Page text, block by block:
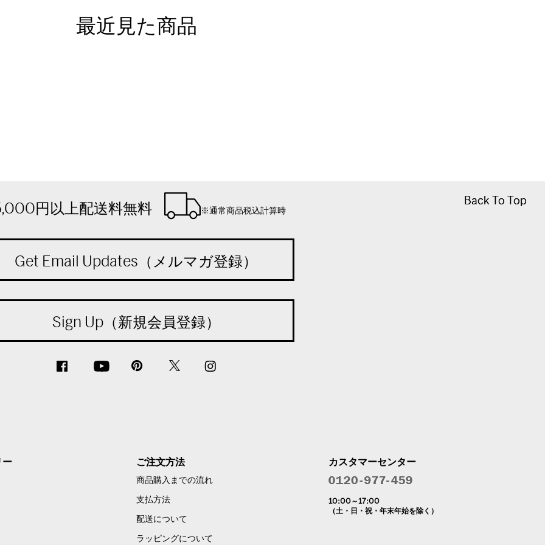
最近見た商品
Back To Top
Back To Top
円以上配送料無料 ※通常商品税込計算時
Get Email Updates（メルマガ登録）
Sign Up（新規会員登録）
ー ご注文方法
商品購入までの流れ
支払方法
配送について
ラッピングについて
カスタマーセンター
10:00～17:00
（土・日・祝・年末年始を除く）